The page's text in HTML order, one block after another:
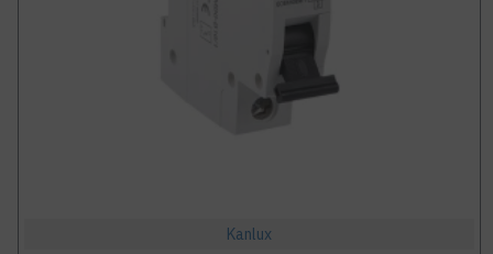
Kanlux